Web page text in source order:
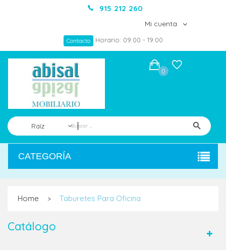
915 212 260
Mi cuenta
Contacto Horario: 09:00 - 19:00
Raíz
0
CATEGORÍA
Home > Taburetes Para Oficina
Catálogo